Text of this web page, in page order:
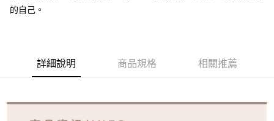
免運費
的自己。
詳細說明 商品規格 相關推薦